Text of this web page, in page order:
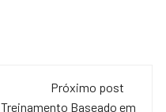
Próximo post
Treinamento Baseado em